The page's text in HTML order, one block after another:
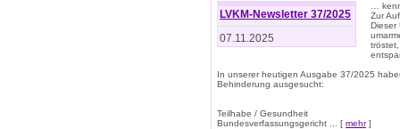
LVKM-Newsletter 37/2025
07.11.2025
…
Zur
Dieser
In unserer heutigen Ausgabe 37/2025
Behinderung ausgesucht:
Teilhabe / Gesundheit
Bundesverfassungsgericht ... [ mehr]